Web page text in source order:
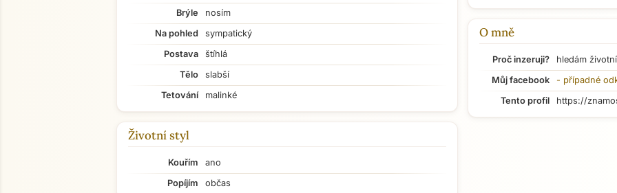
Brýle
nosím
Na pohled
sympatický
Postava
štíhlá
Tělo
slabší
Tetování
malinké
Životní styl
Kouřím
ano
Popíjím
občas
O mně
Proč inzeruji?
hledám
Můj facebook
- případné
Tento profil
https://